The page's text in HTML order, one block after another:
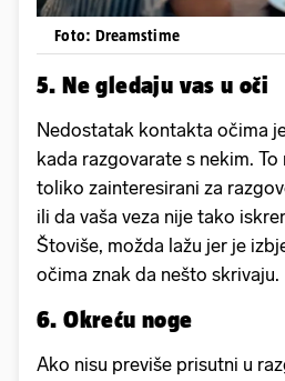
Foto: Dreamstime
5. Ne gledaju vas u oči
Nedostatak kontakta očima
kada razgovarate s nekim.
toliko zainteresirani za
ili da vaša veza nije tako
Štoviše, možda lažu jer je
očima znak da nešto skrivaju.
6. Okreću noge
Ako nisu previše prisutni u